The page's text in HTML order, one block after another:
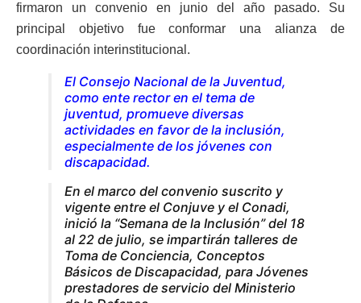
firmaron un convenio en junio del año pasado. Su
principal objetivo fue conformar una alianza de
coordinación interinstitucional.
El Consejo Nacional de la Juventud,
como ente rector en el tema de
juventud, promueve diversas
actividades en favor de la inclusión,
especialmente de los jóvenes con
discapacidad.
En el marco del convenio suscrito y
vigente entre el Conjuve y el Conadi,
inició la “Semana de la Inclusión” del 18
al 22 de julio, se impartirán talleres de
Toma de Conciencia, Conceptos
Básicos de Discapacidad, para Jóvenes
prestadores de servicio del Ministerio